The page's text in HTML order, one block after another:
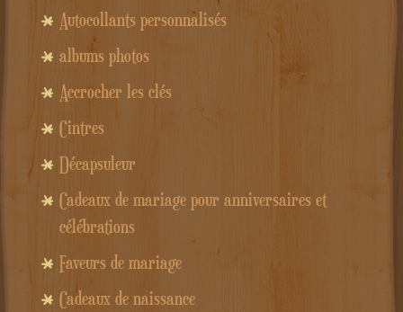
Autocollants personnalisés
albums photos
Accrocher les clés
Cintres
Décapsuleur
Cadeaux de mariage pour anniversaires et
célébrations
Faveurs de mariage
Cadeaux de naissance